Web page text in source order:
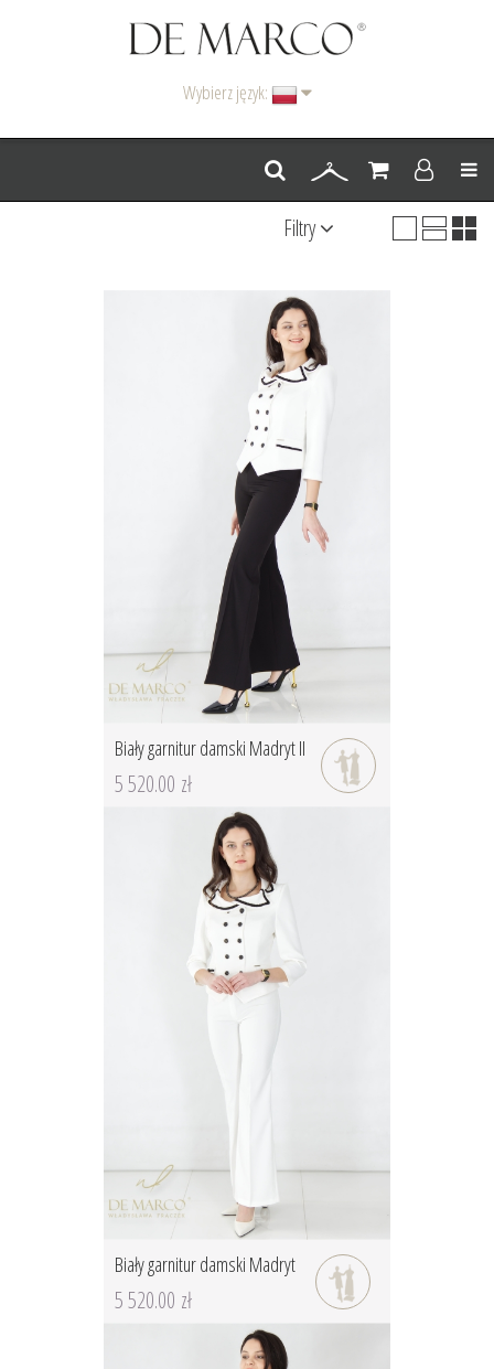
Wybierz język:
Menu
Filtry
Biały garnitur damski Madryt II
5 520.00 zł
Biały garnitur damski Madryt
5 520.00 zł